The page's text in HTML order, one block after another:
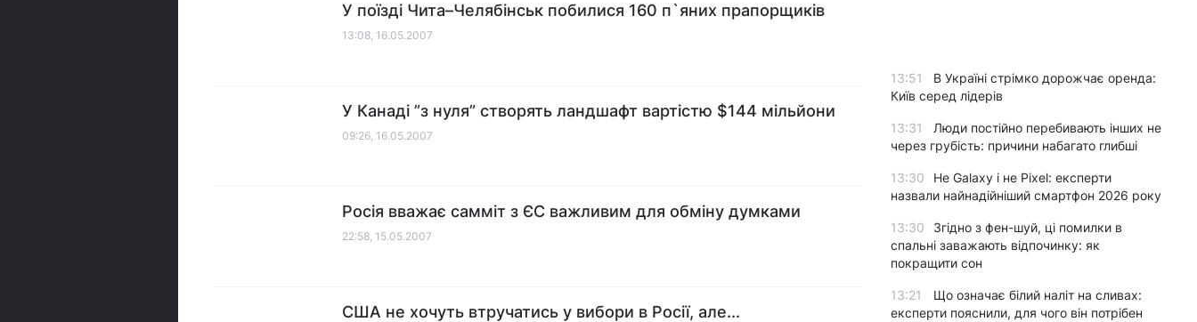
У поїзді Чита–Челябінськ побилися 160 п`яних прапорщиків
13:08, 16.05.2007
У Канаді ”з нуля” створять ландшафт вартістю $144 мільйони
09:26, 16.05.2007
Росія вважає самміт з ЄС важливим для обміну думками
22:58, 15.05.2007
США не хочуть втручатись у вибори в Росії, але...
13:51
В Україні стрімко дорожчає оренда:
Київ серед лідерів
13:31
Люди постійно перебивають інших не
через грубість: причини набагато глибші
13:30
Не Galaxy і не Pixel: експерти
назвали найнадійніший смартфон 2026 року
13:30
Згідно з фен-шуй, ці помилки в
спальні заважають відпочинку: як
покращити сон
13:21
Що означає білий наліт на сливах:
експерти пояснили, для чого він потрібен